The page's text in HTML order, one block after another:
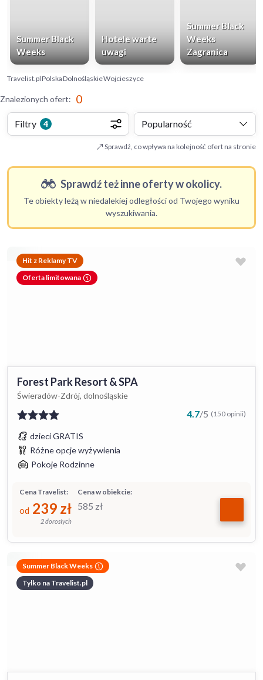
Summer Black
Weeks
Hotele warte
uwagi
Summer Black
Weeks
Zagranica
Travelist.plPolskaDolnośląskieWojcieszyce
Znalezionych ofert: 0
Filtry 4 Popularność
Sprawdź, co wpływa na kolejność ofert na stronie
Sprawdź też inne oferty w okolicy.
Te obiekty leżą w niedalekiej odległości od Twojego wyniku
wyszukiwania.
Hit z Reklamy TV
Oferta limitowana
Forest Park Resort & SPA
Świeradów-Zdrój, dolnośląskie
4.7/5 (150 opinii)
dzieci GRATIS
Różne opcje wyżywienia
Pokoje Rodzinne
Cena w obiekcie:
585 zł
Cena Travelist:
od 239 zł
2 dorosłych
Summer Black Weeks
Tylko na Travelist.pl